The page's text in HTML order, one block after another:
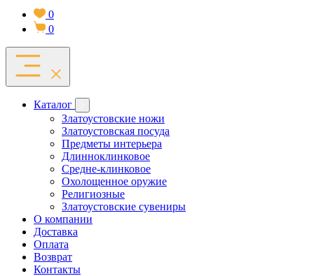
0
0
Каталог
Златоустовские ножи
Златоустовская посуда
Предметы интерьера
Длинноклинковое
Средне-клинковое
Охолощенное оружие
Религиозные
Златоустовские сувениры
О компании
Доставка
Оплата
Возврат
Контакты